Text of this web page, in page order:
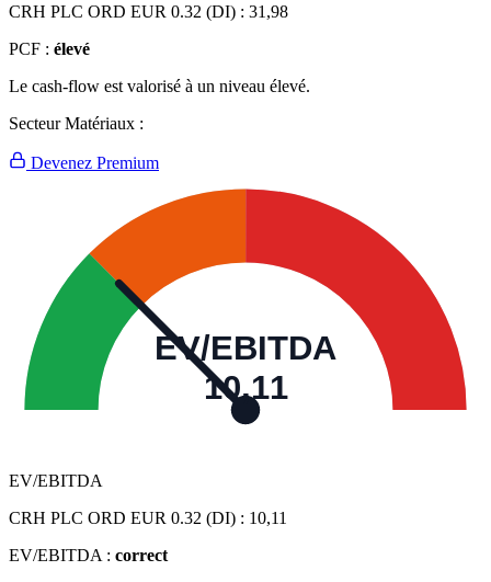
CRH PLC ORD EUR 0.32 (DI) : 31,98
PCF : élevé
Le cash-flow est valorisé à un niveau élevé.
Secteur Matériaux :
Devenez Premium
EV/EBITDA
10,11
EV/EBITDA
CRH PLC ORD EUR 0.32 (DI) : 10,11
EV/EBITDA : correct